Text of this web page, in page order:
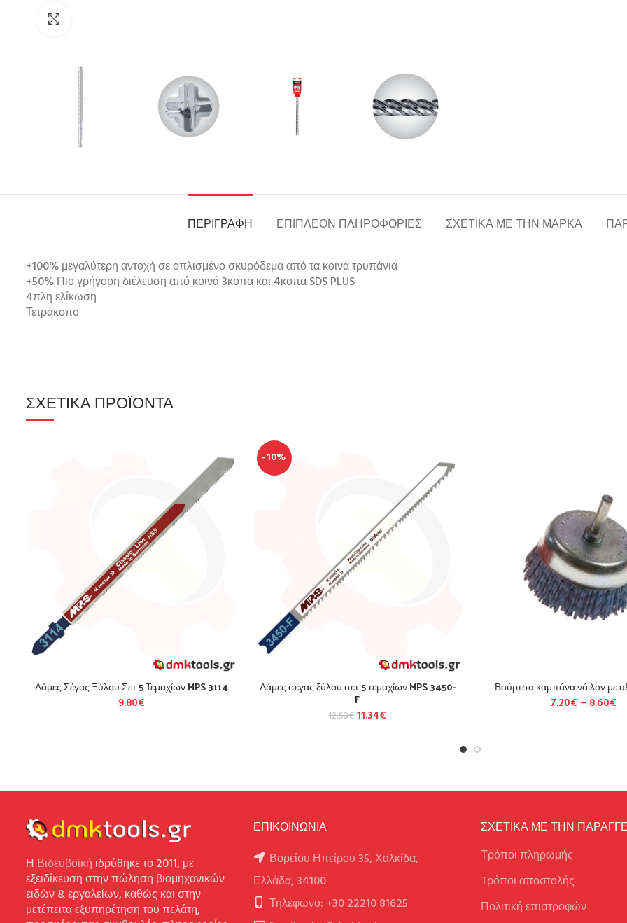
ΠΕΡΙΓΡΑΦΉ ΕΠΙΠΛΈΟΝ ΠΛΗΡΟΦΟΡΊΕΣ ΣΧΕΤΙΚΆ ΜΕ ΤΗΝ ΜΆΡΚΑ
+100% μεγαλύτερη αντοχή σε οπλισμένο σκυρόδεμα από τα κοινά τρυπάνια
+50% Πιο γρήγορη διέλευση από κοινά 3κοπα και 4κοπα SDS PLUS
4πλη ελίκωση
Τετράκοπο
ΣΧΕΤΙΚΆ ΠΡΟΪΌΝΤΑ
Λάμες Σέγας Ξύλου Σετ 5 Τεμαχίων MPS 3114
9.80€
-10%
Λάμες σέγας ξύλου σετ 5 τεμαχίων MPS 3450-
F
12.60€ 11.34€
Βούρτσα καμπάνα νάιλον με
7.20€ – 8.60€
Η Βιδευβοϊκή ιδρύθηκε το 2011, με
εξειδίκευση στην πώληση βιομηχανικών
ειδών & εργαλείων, καθώς και στην
μετέπειτα εξυπηρέτηση του πελάτη,
ΕΠΙΚΟΙΝΩΝΙΑ
Βορείου Ηπείρου 35, Χαλκίδα,
Ελλάδα, 34100
Τηλέφωνο: +30 22210 81625
ΣΧΕΤΙΚΑ ΜΕ ΤΗΝ
Τρόποι πληρωμής
Tρόποι αποστολής
Πολιτική επιστροφών